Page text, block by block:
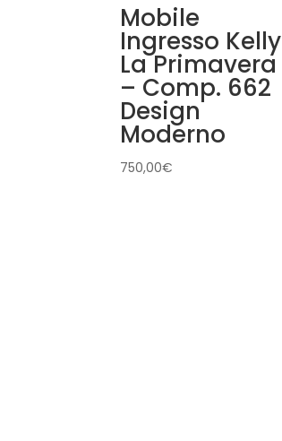
Mobile
Ingresso Kelly
La Primavera
– Comp. 662
Design
Moderno
750,00€